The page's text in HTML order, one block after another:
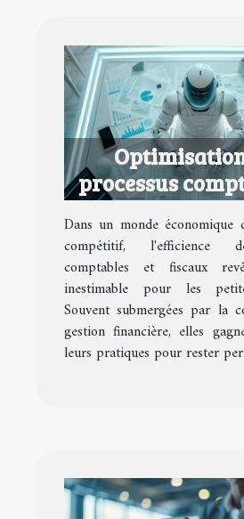
processus
fiscaux pour
Dans un monde
compétitif, l'efficience
comptables et fiscaux
inestimable pour les
Souvent submergées par la
gestion financière, elles
leurs pratiques pour rester